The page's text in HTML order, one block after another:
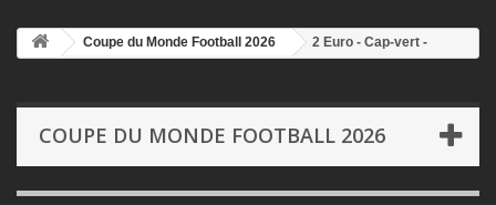
Coupe du Monde Football 2026
2 Euro - Cap-vert -
COUPE DU MONDE FOOTBALL 2026